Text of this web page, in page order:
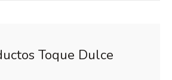
Toque Dulce